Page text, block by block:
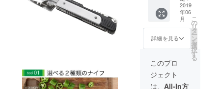
× 1個
※S601
（ナイ
フ部分
がスト
プ）で
す、お
間違い
なく。
プ） 定
6,000円
→
4,800円
（税・
送料
込） 配
送時
期：
2019年
2019
年06
月
詳細を見る
こ
の
リ
タ
ー
ン
を
選
択
す
る
このプロ
ジェクト
は、 All-In方